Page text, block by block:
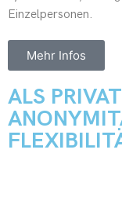
Einzelpersonen.
Mehr Infos
ALS